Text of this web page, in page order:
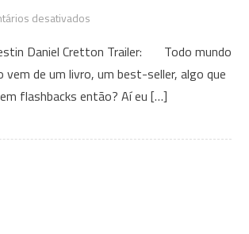
desativados
Câmera,
Ação:
Cicatrizes
insistem
Daniel Cretton Trailer: Todo mundo
de um livro, um best-seller, algo que
flashbacks então? Aí eu […]